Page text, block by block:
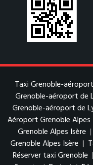
Taxi Grenoble-
Grenoble-aéroport de
Grenoble-aéroport de
Aéroport Grenoble Alpes
Grenoble Alpes Isère |
Grenoble Alpes Isère |
Réserver taxi Grenoble |